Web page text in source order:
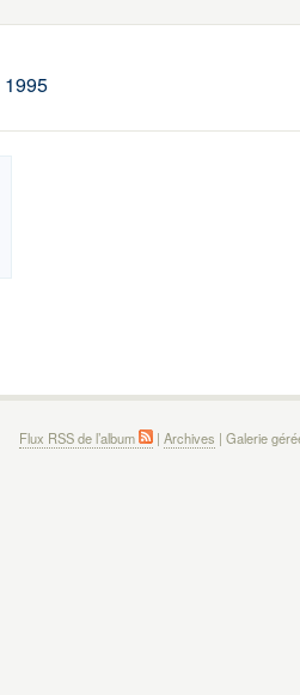
1995
Flux RSS de l’album | Archives | Galerie